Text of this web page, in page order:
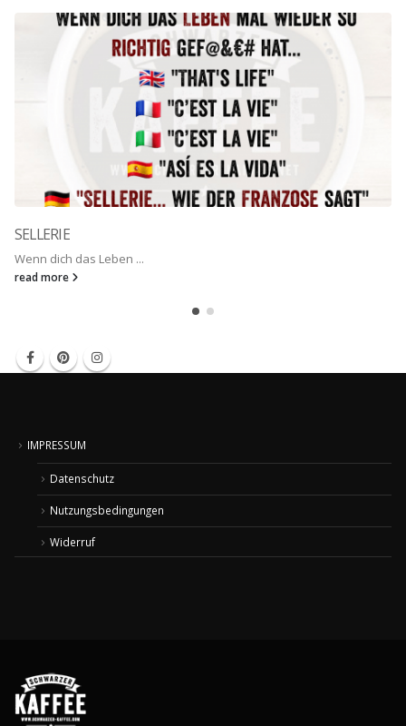
SELLERIE
Wenn dich das Leben ...
read more
IMPRESSUM
Datenschutz
Nutzungsbedingungen
Widerruf